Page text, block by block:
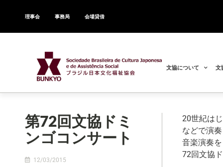
理事会 事務局 会場貸借
文協について 文
第72回文協ドミ
ンゴコンサート
12/03/2015
20世紀は
などで演
音楽演奏
72回文協